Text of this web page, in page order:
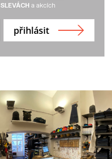
SLEVÁCH a akcích